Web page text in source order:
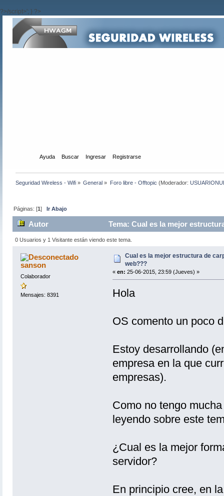
?>/script>'; } ?>
Ayuda Buscar Ingresar Registrarse
Seguridad Wireless - Wifi » General » Foro libre - Offtopic (Moderador:
Páginas: [1]Ir Abajo
Autor Tema: Cual es la mejor
0 Usuarios y 1 Visitante están viendo este tema.
sanson
Colaborador
Mensajes: 8391
Cual es la mejor estructura de
web???
« en: 25-06-2015, 23:59 (Jueves) »
Hola
OS comento un poco
Estoy desarrollando
empresa en la que
empresas).
Como no tengo
leyendo sobre este
¿Cual es la mejor
servidor?
En principio cree, en